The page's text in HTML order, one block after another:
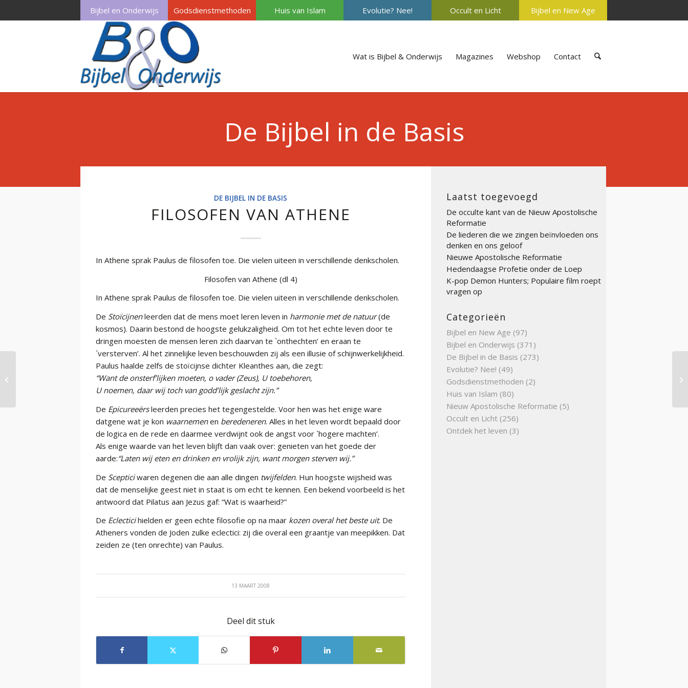
Bijbel en Onderwijs Godsdienstmethoden Huis van Islam Evolutie? Nee! Occult en Licht Bijbel en New Age
Wat is Bijbel & Onderwijs Magazines Webshop Contact
De Bijbel in de Basis
DE BIJBEL IN DE BASIS
FILOSOFEN VAN ATHENE
In Athene sprak Paulus de filosofen toe. Die vielen uiteen in verschillende denkscholen.
Filosofen van Athene (dl 4)
In Athene sprak Paulus de filosofen toe. Die vielen uiteen in verschillende denkscholen.
De Stoïcijnenleerden dat de mens moet leren leven in harmonie met de natuur(de
kosmos). Daarin bestond de hoogste gelukzaligheid. Om tot het echte leven door te
dringen moesten de mensen leren zich daarvan te `onthechten’ en eraan te
`versterven’. Al het zinnelijke leven beschouwden zij als een illusie of schijnwerkelijkheid.
Paulus haalde zelfs de stoïcijnse dichter Kleanthes aan, die zegt:
“Want de onsterf’lijken moeten, o vader (Zeus), U toebehoren,
U noemen, daar wij toch van godd’lijk geslacht zijn.”
De Epicureeërsleerden precies het tegengestelde. Voor hen was het enige ware
datgene wat je kon waarnemenen beredeneren. Alles in het leven wordt bepaald door
de logica en de rede en daarmee verdwijnt ook de angst voor `hogere machten’.
Als enige waarde van het leven blijft dan vaak over: genieten van het goede der
aarde:“Laten wij eten en drinken en vrolijk zijn, want morgen sterven wij.”
De Scepticiwaren degenen die aan alle dingen twijfelden. Hun hoogste wijsheid was
dat de menselijke geest niet in staat is om echt te kennen. Een bekend voorbeeld is het
antwoord dat Pilatus aan Jezus gaf: “Wat is waarheid?”
De Eclecticihielden er geen echte filosofie op na maar kozen overal het beste uit. De
Atheners vonden de Joden zulke eclectici: zij die overal een graantje van meepikken. Dat
zeiden ze (ten onrechte) van Paulus.
13 MAART 2008
Deel dit stuk
Laatst toegevoegd
De occulte kant van de Nieuw Apostolische
Reformatie
De liederen die we zingen beïnvloeden ons
denken en ons geloof
Nieuwe Apostolische Reformatie
Hedendaagse Profetie onder de Loep
K-pop Demon Hunters; Populaire film roept
vragen op
Categorieën
Bijbel en New Age (97)
Bijbel en Onderwijs (371)
De Bijbel in de Basis (273)
Evolutie? Nee! (49)
Godsdienstmethoden (2)
Huis van Islam (80)
Nieuw Apostolische Reformatie (5)
Occult en Licht (256)
Ontdek het leven (3)